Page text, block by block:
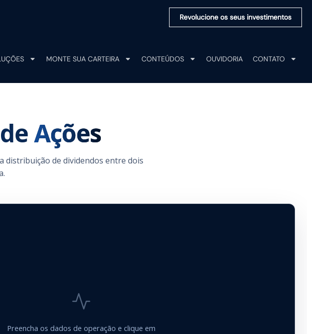
Revolucione os seus investimentos
MONTE SUA CARTEIRA CONTEÚDOS OUVIDORIA CONTATO
Ações
distribuição de dividendos entre dois
Preencha os dados de operação e clique em